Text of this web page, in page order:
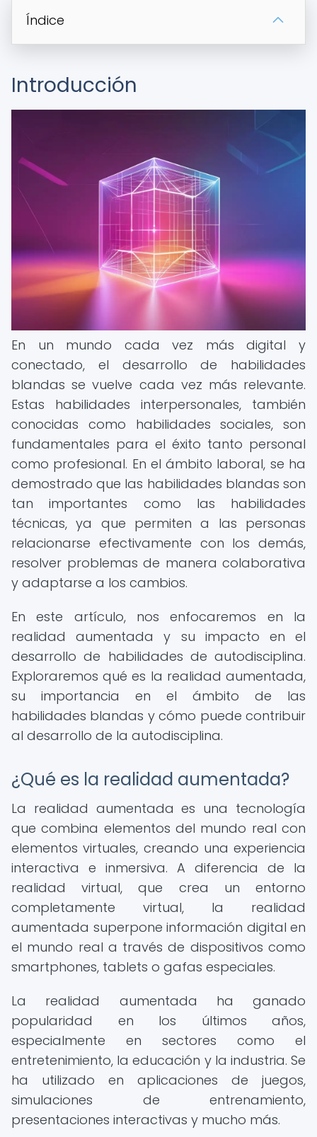
Índice
Introducción
En un mundo cada vez más digital y
conectado, el desarrollo de habilidades
blandas se vuelve cada vez más relevante.
Estas habilidades interpersonales, también
conocidas como habilidades sociales, son
fundamentales para el éxito tanto personal
como profesional. En el ámbito laboral, se ha
demostrado que las habilidades blandas son
tan importantes como las habilidades
técnicas, ya que permiten a las personas
relacionarse efectivamente con los demás,
resolver problemas de manera colaborativa
y adaptarse a los cambios.
En este artículo, nos enfocaremos en la
realidad aumentada y su impacto en el
desarrollo de habilidades de autodisciplina.
Exploraremos qué es la realidad aumentada,
su importancia en el ámbito de las
habilidades blandas y cómo puede contribuir
al desarrollo de la autodisciplina.
¿Qué es la realidad aumentada?
La realidad aumentada es una tecnología
que combina elementos del mundo real con
elementos virtuales, creando una experiencia
interactiva e inmersiva. A diferencia de la
realidad virtual, que crea un entorno
completamente virtual, la realidad
aumentada superpone información digital en
el mundo real a través de dispositivos como
smartphones, tablets o gafas especiales.
La realidad aumentada ha ganado
popularidad en los últimos años,
especialmente en sectores como el
entretenimiento, la educación y la industria. Se
ha utilizado en aplicaciones de juegos,
simulaciones de entrenamiento,
presentaciones interactivas y mucho más.